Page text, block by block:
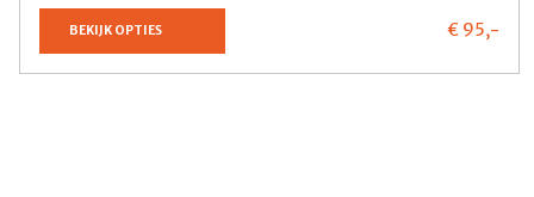
BEKIJK OPTIES € 95,-